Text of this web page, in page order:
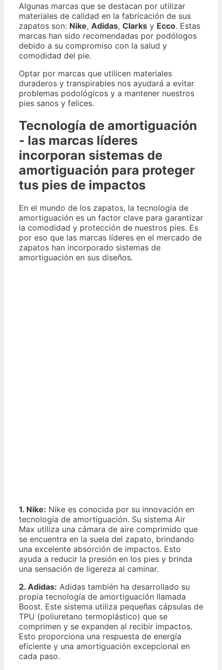
Algunas marcas que se destacan por utilizar
materiales de calidad en la fabricación de sus
zapatos son: Nike, Adidas, Clarks y Ecco. Estas
marcas han sido recomendadas por podólogos
debido a su compromiso con la salud y
comodidad del pie.
Optar por marcas que utilicen materiales
duraderos y transpirables nos ayudará a evitar
problemas podológicos y a mantener nuestros
pies sanos y felices.
Tecnología de amortiguación
- las marcas líderes
incorporan sistemas de
amortiguación para proteger
tus pies de impactos
En el mundo de los zapatos, la tecnología de
amortiguación es un factor clave para garantizar
la comodidad y protección de nuestros pies. Es
por eso que las marcas líderes en el mercado de
zapatos han incorporado sistemas de
amortiguación en sus diseños.
1. Nike: Nike es conocida por su innovación en
tecnología de amortiguación. Su sistema Air
Max utiliza una cámara de aire comprimido que
se encuentra en la suela del zapato, brindando
una excelente absorción de impactos. Esto
ayuda a reducir la presión en los pies y brinda
una sensación de ligereza al caminar.
2. Adidas: Adidas también ha desarrollado su
propia tecnología de amortiguación llamada
Boost. Este sistema utiliza pequeñas cápsulas de
TPU (poliuretano termoplástico) que se
comprimen y se expanden al recibir impactos.
Esto proporciona una respuesta de energía
eficiente y una amortiguación excepcional en
cada paso.